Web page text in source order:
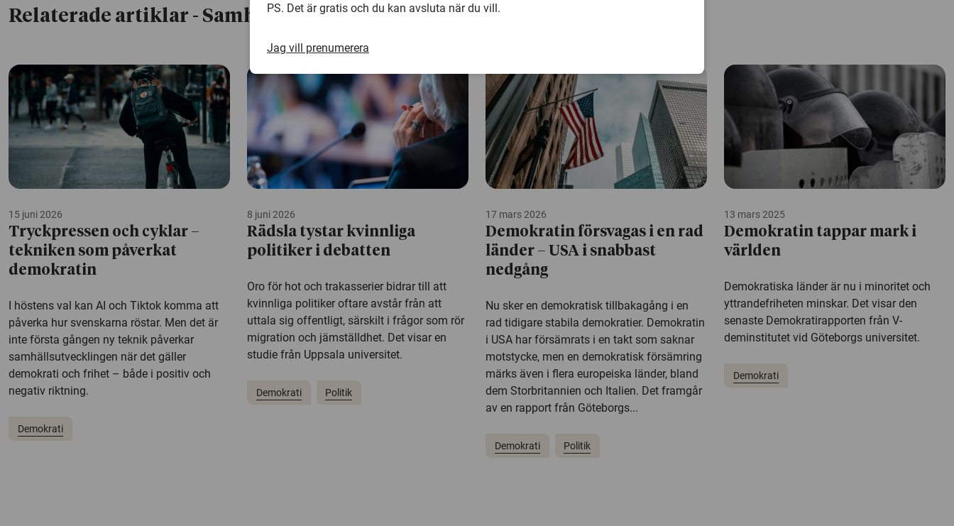
Relaterade artiklar - Samhälle & kultur
15 juni 2026
Tryckpressen och cyklar –
tekniken som påverkat
demokratin
I höstens val kan AI och Tiktok komma att
påverka hur svenskarna röstar. Men det är
inte första gången ny teknik påverkar
samhällsutvecklingen när det gäller
demokrati och frihet – både i positiv och
negativ riktning.
Demokrati
8 juni 2026
Rädsla tystar kvinnliga
politiker i debatten
Oro för hot och trakasserier bidrar till att
kvinnliga politiker oftare avstår från att
uttala sig offentligt, särskilt i frågor som rör
migration och jämställdhet. Det visar en
studie från Uppsala universitet.
Demokrati Politik
17 mars 2026
Demokratin försvagas i en rad
länder – USA i snabbast
nedgång
Nu sker en demokratisk tillbakagång i en
rad tidigare stabila demokratier. Demokratin
i USA har försämrats i en takt som saknar
motstycke, men en demokratisk försämring
märks även i flera europeiska länder, bland
dem Storbritannien och Italien. Det framgår
av en rapport från Göteborgs...
Demokrati Politik
13 mars 2025
Demokratin tappar mark i
världen
Demokratiska länder är nu i minoritet och
yttrandefriheten minskar. Det visar den
senaste Demokratirapporten från V-
deminstitutet vid Göteborgs universitet.
Demokrati
PS. Det är gratis och du kan avsluta när du vill.
Jag vill prenumerera